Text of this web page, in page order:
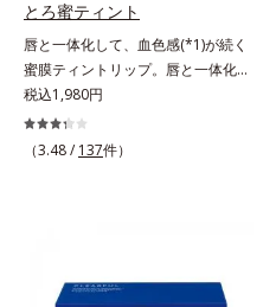
ます。軽やかにのびるリキッドが肌
がふっくら整うかのよう(*3)。つっ
ぱらないここちよい密着感で、さま
ざまなタイプのファンデと併用でき
ます。毛穴が気になる箇所への部分
使いもOK。*1 ファンデーションが
とろ蜜ティント
唇と一体化して、血色感(*1)が続く
蜜膜ティントリップ。唇と一体化し
て色落ちしにくいティント処方とう
るおいを両立した、ティントリップ
です。色が長時間唇に密着するオイ
施し、さらに3種のうるおい・保護
税込1,980円
（3.48 / 137件）